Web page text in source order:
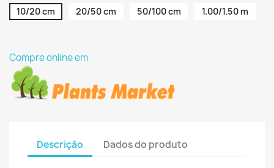
10/20 cm 20/50 cm 50/100 cm 1.00/1.50 m
Compre online em
Descrição Dados do produto